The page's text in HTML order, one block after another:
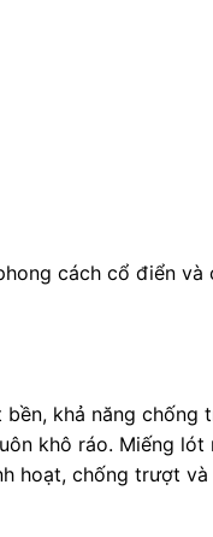
cách cổ điển
khả năng chống
khô ráo. Miếng lót
hoạt, chống trượt